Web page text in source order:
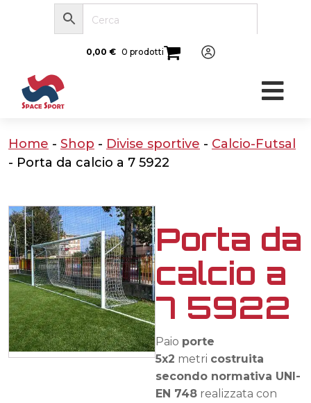
0,00 € 0 prodotti
Home - Shop - Divise sportive - Calcio-Futsal
- Porta da calcio a 7 5922
Porta da
calcio a
7 5922
Paio porte
5x2 metri costruita
secondo normativa UNI-
EN 748 realizzata con